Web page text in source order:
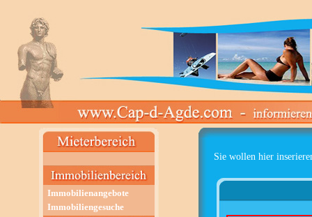
Immobilienangebote
Immobiliengesuche
Sie wollen hier